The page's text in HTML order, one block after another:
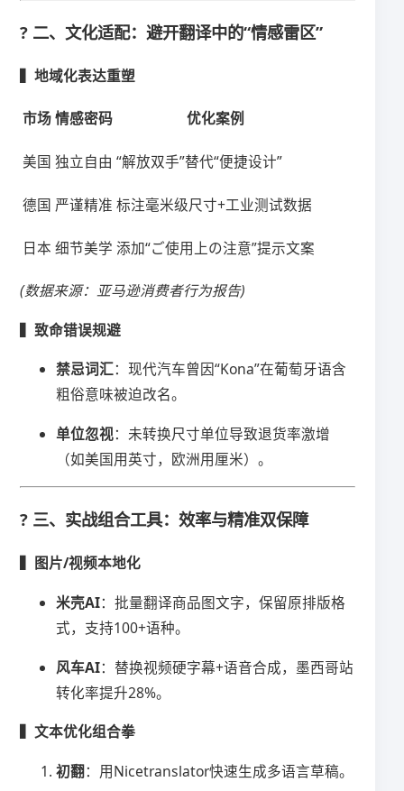
? 二、文化适配：避开翻译中的“情感雷区”
​▍地域化表达重塑​
​市场​​情感密码​ ​优化案例​
美国 独立自由 “解放双手”替代“便捷设计”
德国 严谨精准 标注毫米级尺寸+工业测试数据
日本 细节美学 添加“ご使用上の注意”提示文案
(数据来源：亚马逊消费者行为报告)
​▍致命错误规避​
​禁忌词汇​​：现代汽车曾因“Kona”在葡萄牙语含
粗俗意味被迫改名。
​单位忽视​​：未转换尺寸单位导致退货率激增
（如美国用英寸，欧洲用厘米）。
?️ 三、实战组合工具：效率与精准双保障
​▍图片/视频本地化​
​米壳AI​​：批量翻译商品图文字，保留原排版格
式，支持100+语种。
​风车AI​​：替换视频硬字幕+语音合成，墨西哥站
转化率提升28%。
​▍文本优化组合拳​
​初翻​​：用Nicetranslator快速生成多语言草稿。